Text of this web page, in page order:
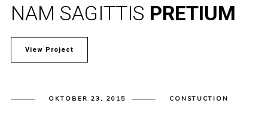
NAM SAGITTIS PRETIUM
View Project
OKTOBER 23, 2015 CONSTUCTION